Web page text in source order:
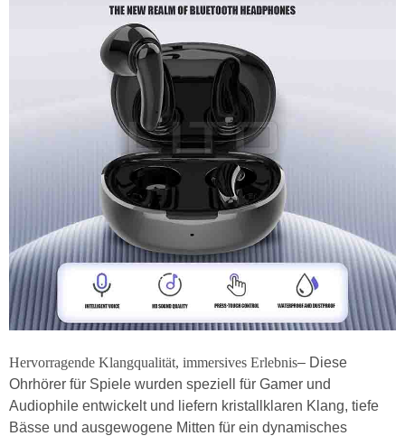
Hervorragende Klangqualität, immersives Erlebnis– Diese
Ohrhörer für Spiele wurden speziell für Gamer und
Audiophile entwickelt und liefern kristallklaren Klang, tiefe
Bässe und ausgewogene Mitten für ein dynamisches